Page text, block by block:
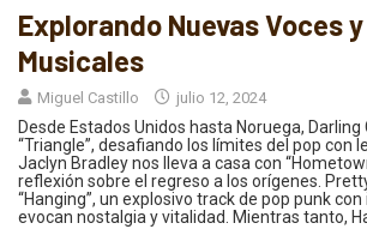
Explorando Nuevas Voces
Musicales
Miguel Castillo julio 12, 2024
Desde Estados Unidos hasta Noruega,
“Triangle”, desafiando los límites del pop con
Jaclyn Bradley nos lleva a casa con
reflexión sobre el regreso a los orígenes.
“Hanging”, un explosivo track de pop punk
evocan nostalgia y vitalidad. Mientras tanto,